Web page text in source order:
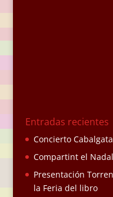
Entradas recientes
Concierto
Compartint el
Presentación
la Feria del libro